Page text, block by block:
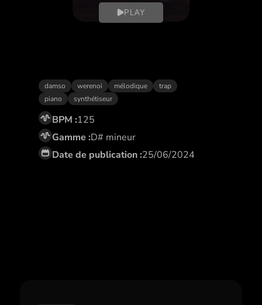
PLAY
damso werenoi mélodique
trap
piano
synthétiseur
BPM :125
Gamme :D# mineur
Date de publication :25/06/2024